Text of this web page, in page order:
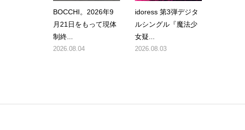
BOCCHI。2026年9
月21日をもって現体
制終...
2026.08.04
idoress 第3弾デジタ
ルシングル『魔法少
女疑...
2026.08.03